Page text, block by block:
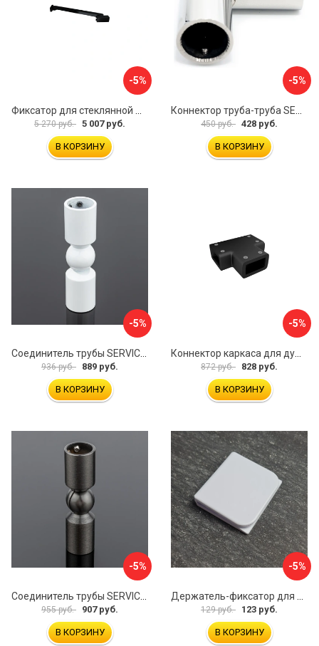
-5%
5 270 руб. 5 007 руб.
В КОРЗИНУ
-5%
450 руб. 428 руб.
В КОРЗИНУ
-5%
936 руб. 889 руб.
В КОРЗИНУ
-5%
872 руб. 828 руб.
В КОРЗИНУ
-5%
955 руб. 907 руб.
В КОРЗИНУ
-5%
129 руб. 123 руб.
В КОРЗИНУ